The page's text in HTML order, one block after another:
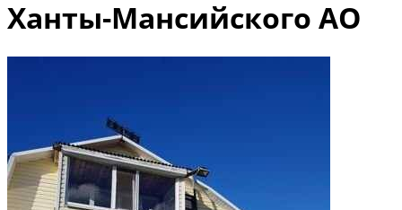
Ханты-Мансийского АО